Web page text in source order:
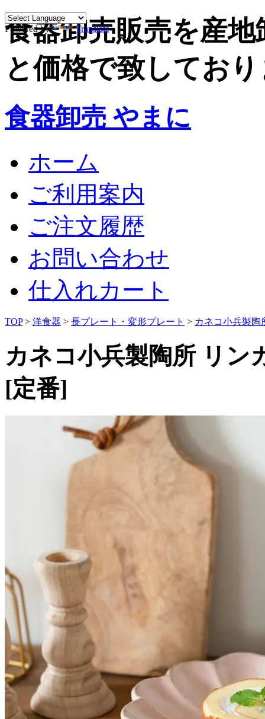
Powered by Translate
食器卸売販売を産
と価格で致してお
食器卸売 やまに
ホーム
ご利用案内
ご注文履歴
お問い合わせ
仕入れカート
TOP> 洋食器 > 長プレート・変形プレート > カネコ小兵製陶
カネコ小兵製陶所 リン
[定番]